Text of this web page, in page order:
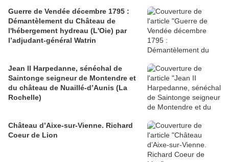
Guerre de Vendée décembre 1795 :
Démantèlement du Château de
l'hébergement hydreau (L'Oie) par
l’adjudant-général Watrin
Jean II Harpedanne, sénéchal de
Saintonge seigneur de Montendre et
du château de Nuaillé-d’Aunis (La
Rochelle)
Château d’Aixe-sur-Vienne. Richard
Coeur de Lion